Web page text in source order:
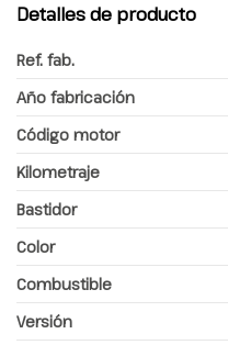
Detalles de producto
Ref. fab.
Año fabricación
Código motor
Kilometraje
Bastidor
Color
Combustible
Versión